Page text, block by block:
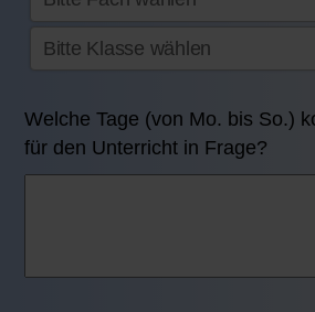
Welche Tage (von Mo. bis So.)
für den Unterricht in Frage?